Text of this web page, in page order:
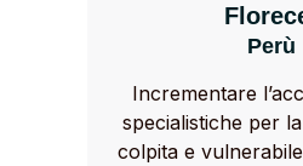
Perù
Incrementare
specialistiche per
colpita e